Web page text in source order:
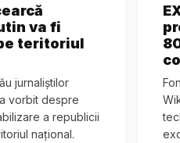
va fi
teritoriul
jurnaliștilor
vorbit despre
a republicii
național.